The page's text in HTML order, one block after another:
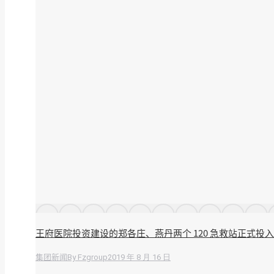
王府医院投资建设的郑各庄、燕丹两个 120 急救站正式投
集团新闻 By Fzgroup2019 年 8 月 16 日